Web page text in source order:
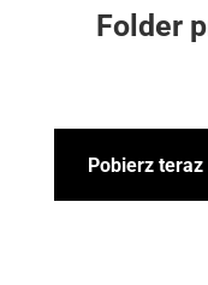
Folder
Pobierz teraz